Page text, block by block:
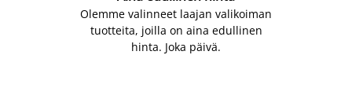
Olemme valinneet laajan valikoiman
tuotteita, joilla on aina edullinen
hinta. Joka päivä.